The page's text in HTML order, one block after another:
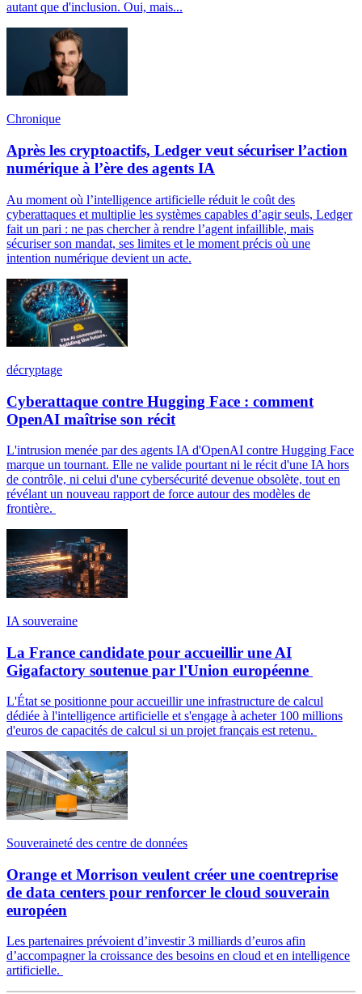
autant que d'inclusion. Oui, mais...
Chronique
Après les cryptoactifs, Ledger veut sécuriser l’action
numérique à l’ère des agents IA
Au moment où l’intelligence artificielle réduit le coût des
cyberattaques et multiplie les systèmes capables d’agir seuls, Ledger
fait un pari : ne pas chercher à rendre l’agent infaillible, mais
sécuriser son mandat, ses limites et le moment précis où une
intention numérique devient un acte.
décryptage
Cyberattaque contre Hugging Face : comment
OpenAI maîtrise son récit
L'intrusion menée par des agents IA d'OpenAI contre Hugging Face
marque un tournant. Elle ne valide pourtant ni le récit d'une IA hors
de contrôle, ni celui d'une cybersécurité devenue obsolète, tout en
révélant un nouveau rapport de force autour des modèles de
frontière.
IA souveraine
La France candidate pour accueillir une AI
Gigafactory soutenue par l'Union européenne
L'État se positionne pour accueillir une infrastructure de calcul
dédiée à l'intelligence artificielle et s'engage à acheter 100 millions
d'euros de capacités de calcul si un projet français est retenu.
Souveraineté des centre de données
Orange et Morrison veulent créer une coentreprise
de data centers pour renforcer le cloud souverain
européen
Les partenaires prévoient d’investir 3 milliards d’euros afin
d’accompagner la croissance des besoins en cloud et en intelligence
artificielle.